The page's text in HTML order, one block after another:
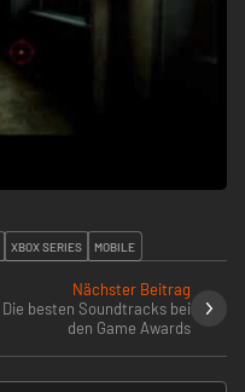
XBOX SERIES MOBILE
Nächster Beitrag
Die besten Soundtracks bei
den Game Awards